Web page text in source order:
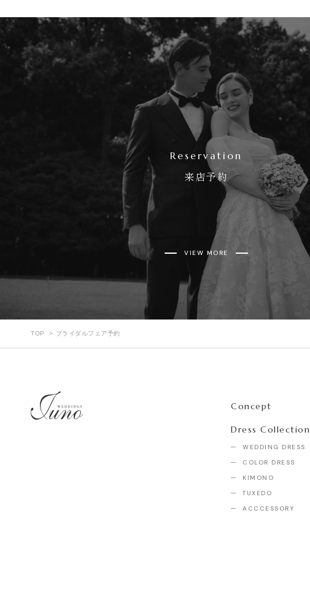
Reservation
来店予約
VIEW MORE
TOP ブライダルフェア予約
Concept
Dress Collection
WEDDING DRESS
COLOR DRESS
KIMONO
TUXEDO
ACCCESSORY